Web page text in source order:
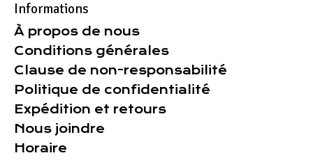
Informations
À propos de nous
Conditions générales
Clause de non-responsabilité
Politique de confidentialité
Expédition et retours
Nous joindre
Horaire